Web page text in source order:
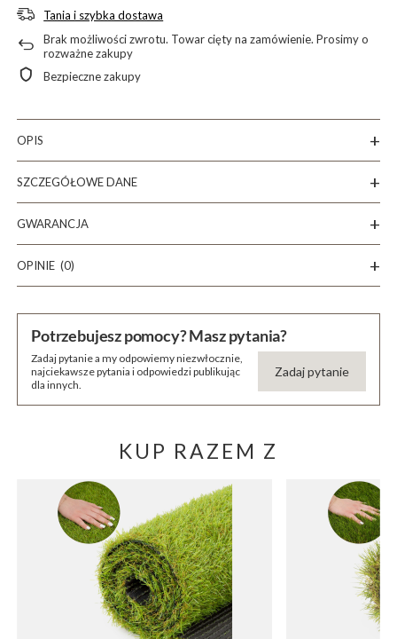
Tania i szybka dostawa
Brak możliwości zwrotu. Towar cięty na zamówienie. Prosimy o
rozważne zakupy
Bezpieczne zakupy
OPIS
SZCZEGÓŁOWE DANE
GWARANCJA
OPINIE (0)
Potrzebujesz pomocy? Masz pytania?
Zadaj pytanie a my odpowiemy niezwłocznie,
najciekawsze pytania i odpowiedzi publikując
dla innych.
Zadaj pytanie
KUP RAZEM Z